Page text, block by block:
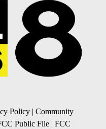
Policy | Community
Public File | FCC